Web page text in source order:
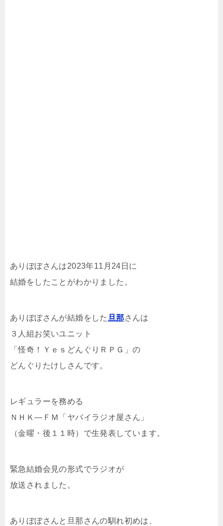
ありぼぼさんは2023年11月24日に
結婚をしたことがわかりました。
ありぼぼさんが結婚をした旦那さんは
３人組お笑いユニット
「怪奇！ＹｅｓどんぐりＲＰＧ」の
どんぐりたけしさんです。
レギュラーを務める
ＮＨＫ―ＦＭ「ヤバイラジオ屋さん」
（金曜・後１１時）で生発表しています。
緊急結婚会見の形式でラジオが
放送されました。
ありぼぼさんと旦那さんの馴れ初めは、